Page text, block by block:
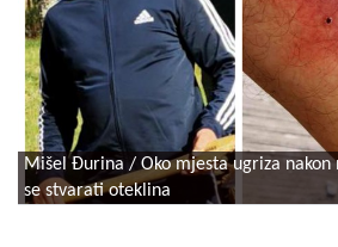
Mišel Đurina / Oko mjesta ugriza nakon
se stvarati oteklina